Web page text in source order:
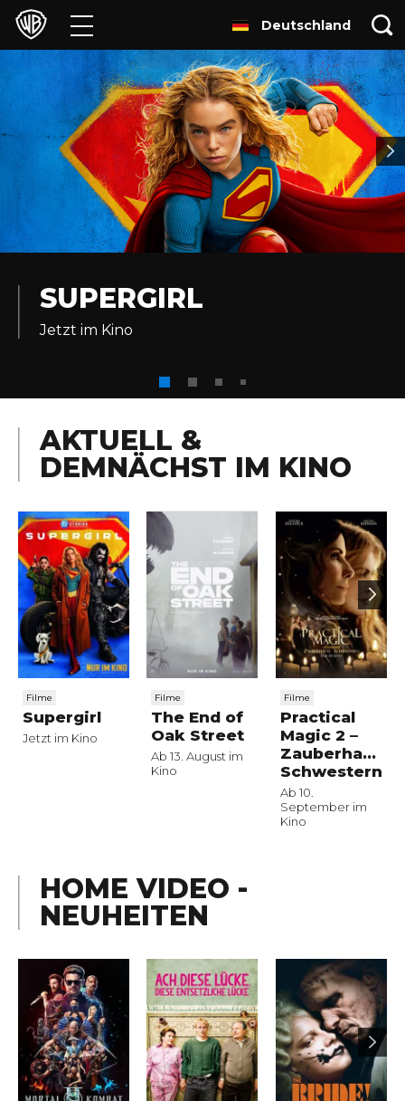
Filme
Games & Apps
Brands
Presse
Licensing
Deutschland
SUPERGIRL
Jetzt im Kino
AKTUELL &
DEMNÄCHST IM KINO
Filme
Supergirl
Jetzt im Kino
Filme
The End of
Oak Street
Ab 13. August im
Kino
Filme
Practical
Magic 2 –
Zauberhafte
Schwestern
Ab 10.
September im
Kino
HOME VIDEO -
NEUHEITEN